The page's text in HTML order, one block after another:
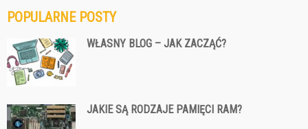
POPULARNE POSTY
WŁASNY BLOG – JAK ZACZĄĆ?
JAKIE SĄ RODZAJE PAMIĘCI RAM?